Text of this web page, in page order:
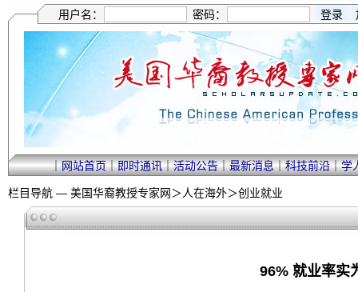
用户名： 密码：
｜网站首页｜即时通讯｜活动公告｜最新消息｜科技前沿｜学
栏目导航 — 美国华裔教授专家网＞人在海外＞创业就业
96% 就业率实